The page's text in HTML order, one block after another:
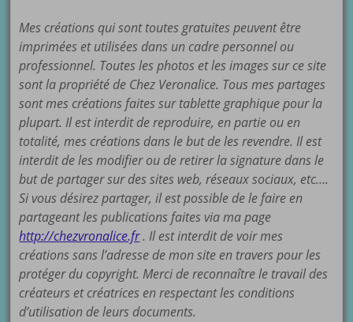
Mes créations qui sont toutes gratuites peuvent être
imprimées et utilisées dans un cadre personnel ou
professionnel. Toutes les photos et les images sur ce site
sont la propriété de Chez Veronalice. Tous mes partages
sont mes créations faites sur tablette graphique pour la
plupart. Il est interdit de reproduire, en partie ou en
totalité, mes créations dans le but de les revendre. Il est
interdit de les modifier ou de retirer la signature dans le
but de partager sur des sites web, réseaux sociaux, etc….
Si vous désirez partager, il est possible de le faire en
partageant les publications faites via ma page
http://chezvronalice.fr. Il est interdit de voir mes
créations sans l’adresse de mon site en travers pour les
protéger du copyright. Merci de reconnaître le travail des
créateurs et créatrices en respectant les conditions
d’utilisation de leurs documents.